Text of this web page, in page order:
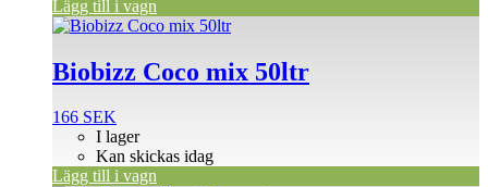
Lägg till i vagn
Biobizz Coco mix 50ltr
166 SEK
I lager
Kan skickas idag
Lägg till i vagn